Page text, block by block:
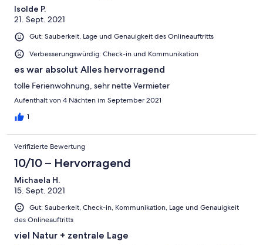
Isolde P.
21. Sept. 2021
Gut: Sauberkeit, Lage und Genauigkeit des Onlineauftritts
Verbesserungswürdig: Check-in und Kommunikation
es war absolut Alles hervorragend
tolle Ferienwohnung, sehr nette Vermieter
Aufenthalt von 4 Nächten im September 2021
1
Verifizierte Bewertung
10/10 – Hervorragend
Michaela H.
15. Sept. 2021
Gut: Sauberkeit, Check-in, Kommunikation, Lage und Genauigkeit
des Onlineauftritts
viel Natur + zentrale Lage